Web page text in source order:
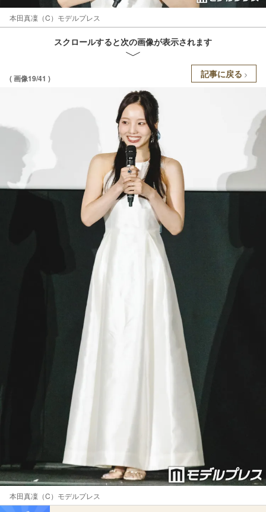
本田真凜（C）モデルプレス
スクロールすると次の画像が表示されます
( 画像19/41 ) 記事に戻る
本田真凜（C）モデルプレス